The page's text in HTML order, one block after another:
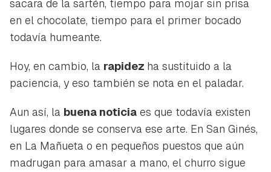
sacara de la sartén, tiempo para mojar sin prisa
en el chocolate, tiempo para el primer bocado
todavía humeante.
Hoy, en cambio, la rapidez ha sustituido a la
paciencia, y eso también se nota en el paladar.
Aun así, la buena noticia es que todavía existen
lugares donde se conserva ese arte. En San Ginés,
en La Mañueta o en pequeños puestos que aún
madrugan para amasar a mano, el churro sigue